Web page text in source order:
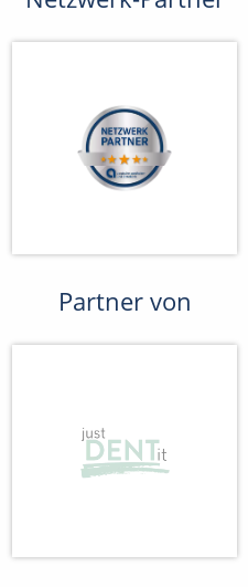
Partner von